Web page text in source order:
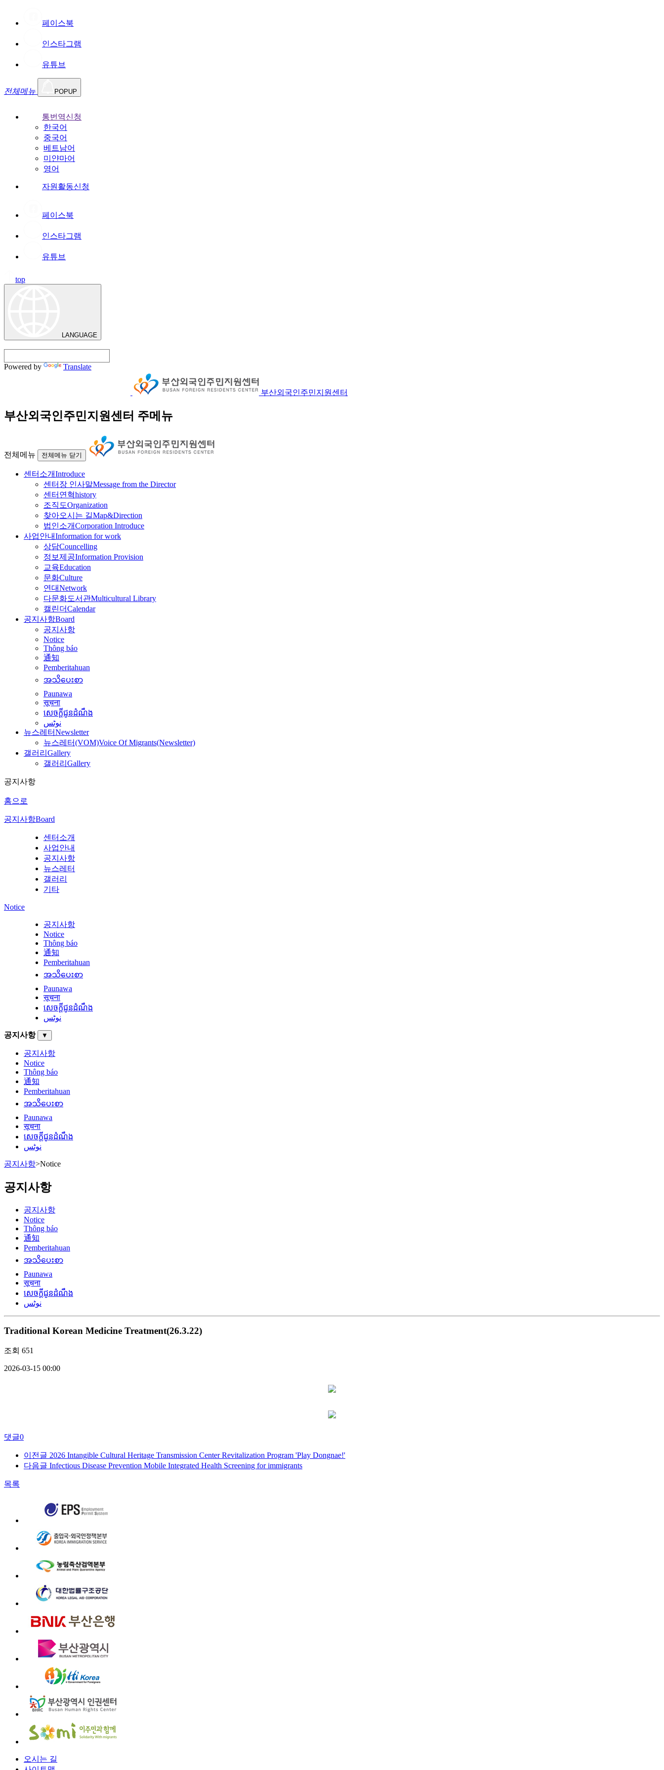
페이스북
인스타그램
유튜브
전체메뉴 POPUP
통번역신청
한국어
중국어
베트남어
미얀마어
영어
자원활동신청
페이스북
인스타그램
유튜브
top
LANGUAGE
Powered by Translate
부산외국인주민지원센터
부산외국인주민지원센터 주메뉴
전체메뉴 전체메뉴 닫기
센터소개Introduce
센터장 인사말Message from the Director
센터연혁history
조직도Organization
찾아오시는 길Map&Direction
법인소개Corporation Introduce
사업안내Information for work
상담Councelling
정보제공Information Provision
교육Education
문화Culture
연대Network
다문화도서관Multicultural Library
캘린더Calendar
공지사항Board
공지사항
Notice
Thông báo
通知
Pemberitahuan
အသိပေးစာ
Paunawa
सूचना
សេចក្តីជូនដំណឹង
نوٹس
뉴스레터Newsletter
뉴스레터(VOM)Voice Of Migrants(Newsletter)
갤러리 Gallery
갤러리 Gallery
공지사항
홈으로
공지사항Board
센터소개
사업안내
공지사항
뉴스레터
갤러리
기타
Notice
공지사항
Notice
Thông báo
通知
Pemberitahuan
အသိပေးစာ
Paunawa
सूचना
សេចក្តីជូនដំណឹង
نوٹس
공지사항 ▼
공지사항
Notice
Thông báo
通知
Pemberitahuan
အသိပေးစာ
Paunawa
सूचना
សេចក្តីជូនដំណឹង
نوٹس
공지사항>Notice
공지사항
공지사항
Notice
Thông báo
通知
Pemberitahuan
အသိပေးစာ
Paunawa
सूचना
សេចក្តីជូនដំណឹង
نوٹس
Traditional Korean Medicine Treatment(26.3.22)
조회 651
2026-03-15 00:00
댓글0
이전글 2026 Intangible Cultural Heritage Transmission Center Revitalization Program 'Play Dongnae!'
다음글 Infectious Disease Prevention Mobile Integrated Health Screening for immigrants
목록
오시는 길